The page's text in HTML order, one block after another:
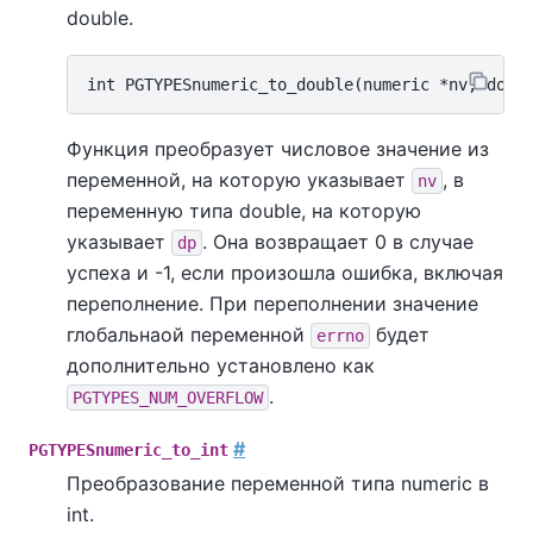
double.
Функция преобразует числовое значение из
переменной, на которую указывает
nv , в
переменную типа double, на которую
указывает
dp . Она возвращает 0 в случае
успеха и -1, если произошла ошибка, включая
переполнение. При переполнении значение
глобальнаой переменной
errno
будет
дополнительно установлено как
PGTYPES_NUM_OVERFLOW .
PGTYPESnumeric_to_int #
Преобразование переменной типа numeric в
int.